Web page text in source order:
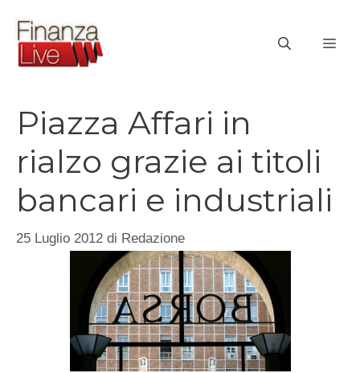
contenuto
Piazza Affari in
rialzo grazie ai titoli
bancari e industriali
25 Luglio 2012 di Redazione